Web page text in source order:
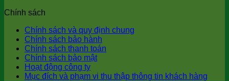
Chính sách
Chính sách và quy định chung
Chính sách bảo hành
Chính sách thanh toán
Chính sách bảo mật
Hoạt động công ty
Mục đích và phạm vi thu thập thông tin khách hàng